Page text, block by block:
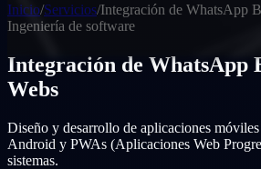
Inicio/Servicios/Integración de WhatsApp
Ingeniería de software
Integración de WhatsApp
Webs
Diseño y desarrollo de aplicaciones
Android y PWAs (Aplicaciones Web
sistemas.